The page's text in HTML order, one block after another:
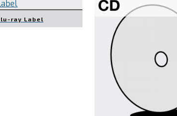
ray Label